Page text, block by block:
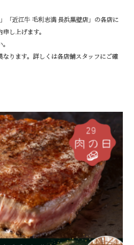
「近江牛 毛利志満 長浜黒壁店」の各店に
し上げます。
ます。詳しくは各店舗スタッフにご確